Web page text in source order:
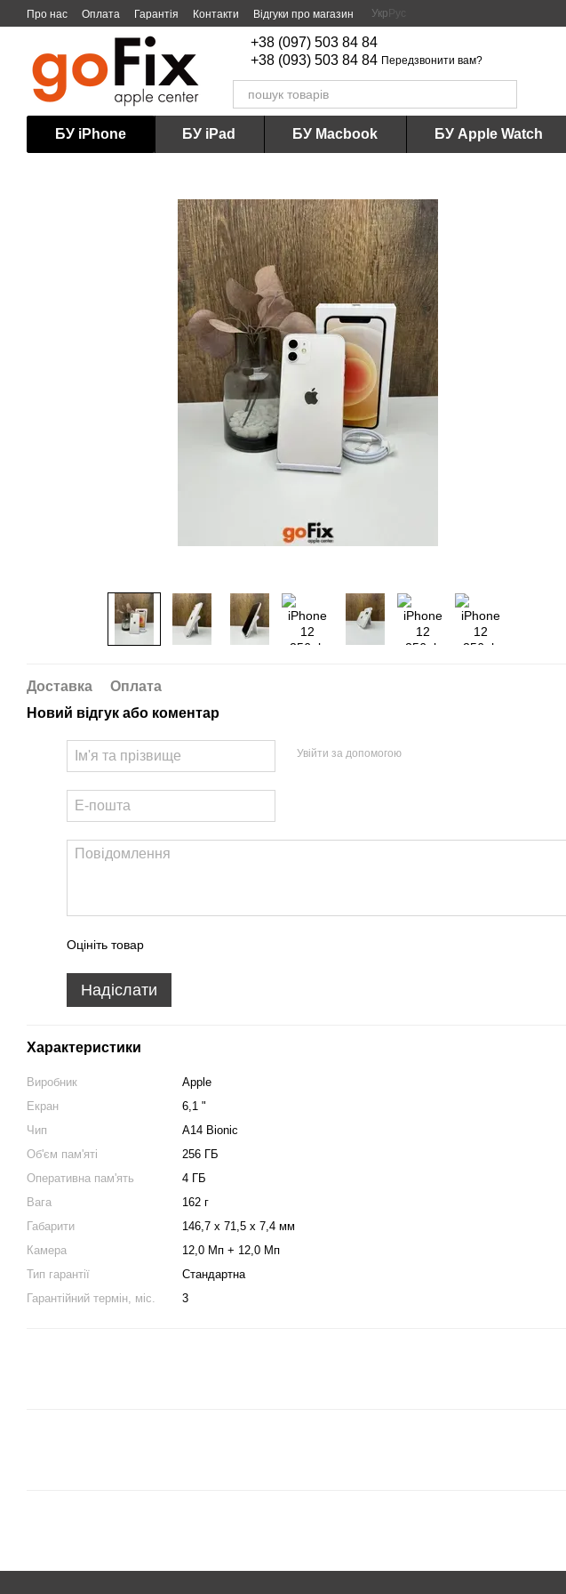
Перейти до основного контенту
Про нас Оплата Гарантія Контакти Відгуки про магазин Укр Рус
+38 (097) 503 84 84
+38 (093) 503 84 84 Передзвонити вам?
БУ iPhone БУ iPad БУ Macbook БУ Apple Watch
Доставка
Оплата
Новий відгук або коментар
Увійти за допомогою
Оцініть товар
Надіслати
Характеристики
Виробник
Apple
Екран
6,1 "
Чип
A14 Bionic
Об'єм пам'яті
256 ГБ
Оперативна пам'ять
4 ГБ
Вага
162 г
Габарити
146,7 х 71,5 х 7,4 мм
Камера
12,0 Мп + 12,0 Мп
Тип гарантії
Стандартна
Гарантійний термін, міс.
3